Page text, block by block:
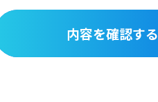
内容を確認する